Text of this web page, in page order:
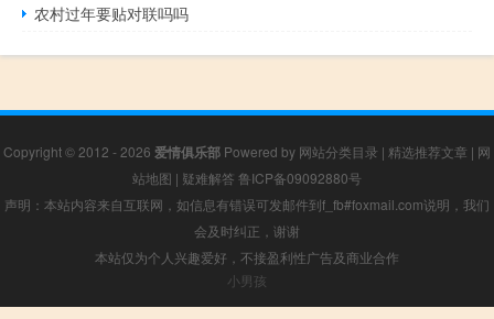
农村过年要贴对联吗吗
Copyright © 2012 - 2026 爱情俱乐部 Powered by 网站分类目录 | 精选推荐文章 | 网
站地图 | 疑难解答 鲁ICP备09092880号
声明：本站内容来自互联网，如信息有错误可发邮件到f_fb#foxmail.com说明，我们
会及时纠正，谢谢
本站仅为个人兴趣爱好，不接盈利性广告及商业合作
小男孩